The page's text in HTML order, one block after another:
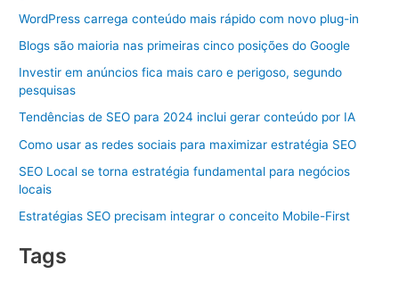
WordPress carrega conteúdo mais rápido com novo plug-in
Blogs são maioria nas primeiras cinco posições do Google
Investir em anúncios fica mais caro e perigoso, segundo
pesquisas
Tendências de SEO para 2024 inclui gerar conteúdo por IA
Como usar as redes sociais para maximizar estratégia SEO
SEO Local se torna estratégia fundamental para negócios
locais
Estratégias SEO precisam integrar o conceito Mobile-First
Tags